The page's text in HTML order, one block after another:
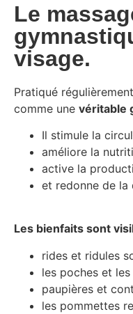
Le
visage.
Pratiqué
comme une véritable
Il stimule la
améliore la
active la
et redonne de la
Les bienfaits sont
rides et ridules
les poches et
paupières et
les pommettes